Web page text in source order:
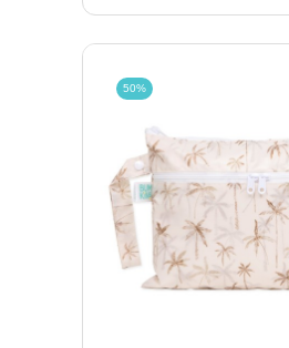
50%